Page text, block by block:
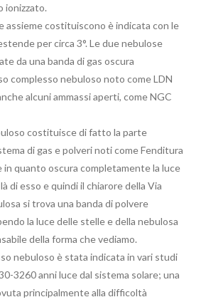
ionizzato.
assieme costituiscono è indicata con le
per circa 3°. Le due nebulose
da una banda di gas oscura
complesso nebuloso noto come LDN
alcuni ammassi aperti, come NGC
costituisce di fatto la parte
di gas e polveri noti come Fenditura
in quanto oscura completamente la luce
di esso e quindi il chiarore della Via
si trova una banda di polvere
la luce delle stelle e della nebulosa
della forma che vediamo.
nebuloso è stata indicata in vari studi
3260 anni luce dal sistema solare; una
principalmente alla difficoltà